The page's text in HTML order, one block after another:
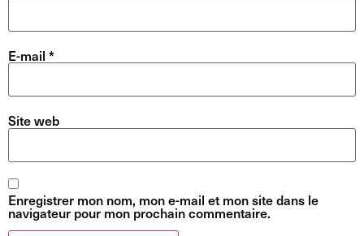
E-mail *
Site web
Enregistrer mon nom, mon e-mail et mon site dans le
navigateur pour mon prochain commentaire.